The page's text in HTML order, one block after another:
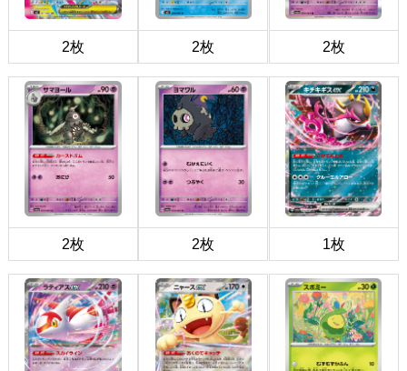
2枚 2枚 2枚
2枚 2枚 1枚